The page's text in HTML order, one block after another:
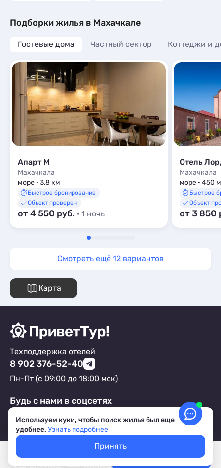
Подборки жилья в Махачкале
Гостевые дома Частный сектор Коттеджи и
Апарт М
Махачкала
море · 3,8 км
Быстрое бронирование
Объект проверен
от 4 550 руб. · 1 ночь
Отель
Махачкала
море · 450 м
Быстрое
Объект
от 3 850
Смотреть ещё 12 вариантов
Карта
Лучшие цены, акции, скидки
Техподдержка отелей
8 902 376-52-40
Пн-Пт (с 09:00 до 18:00 мск)
Будь с нами в соцсетях
В приложении удобнее
удобнее.Узнать подробнее
Принять